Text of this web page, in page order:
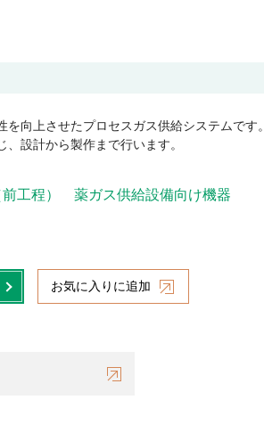
向上させたプロセスガス供給システムです。
設計から製作まで行います。
工程） 薬ガス供給設備向け機器
お気に入りに追加